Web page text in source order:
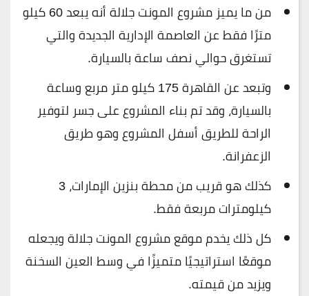
من ما يميز مشروع المونت جلالة أنه يبعد 60 كيلو
مترًا فقط عن العاصمة الإدارية الجديدة والتي
تستغرق حوالي نصف ساعة بالسيارة.
وتبعد عن القاهرة 175 كيلو متر مربع وساعة
بالسيارة، وقد تم بناء المشروع على جسر لتوفير
الراحة للطريق أسفل المشروع وهو طريق
الزعفرانة.
كذلك هو قريب من محطة بنزين الإمارات، 3
كيلومترات مربعة فقط.
كل ذلك يخدم موقع مشروع المونت جلالة ويجعله
موقعًا استراتيجيًا متميزًا في وسط العين السخنة
ويزيد من قيمته.